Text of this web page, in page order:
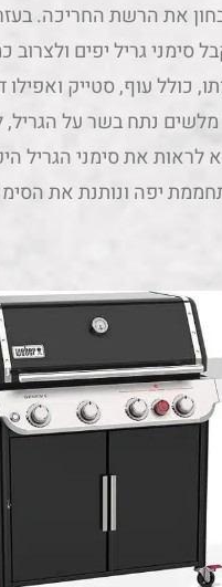
את הרשת החריכה.
סימני גריל יפים
כולל עוף, סטייק ואפילו
נתח בשר על הגריל,
לראות את סימני הגריל
יפה ונותנת את